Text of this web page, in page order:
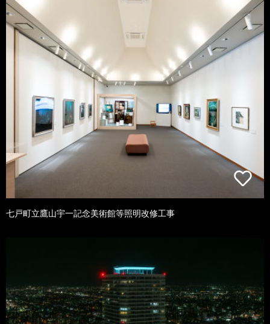
七戸町立鷹山宇一記念美術館等照明改修工事